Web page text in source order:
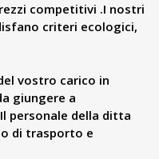
competitivi .I nostri
criteri ecologici,
vostro carico in
giungere a
personale della ditta
di trasporto e